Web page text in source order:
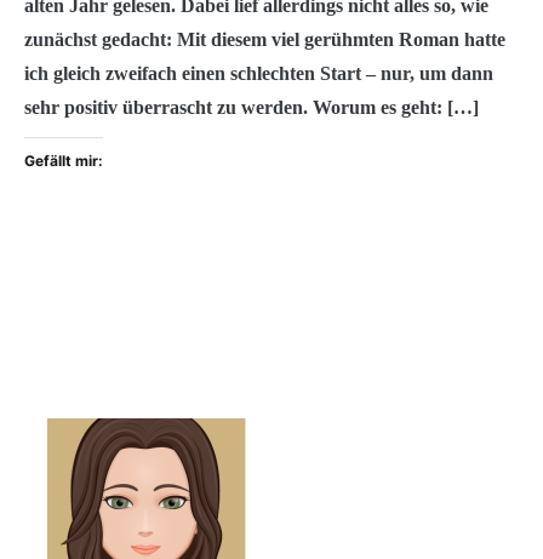
alten Jahr gelesen. Dabei lief allerdings nicht alles so, wie
zunächst gedacht: Mit diesem viel gerühmten Roman hatte
ich gleich zweifach einen schlechten Start – nur, um dann
sehr positiv überrascht zu werden. Worum es geht: […]
Gefällt mir: